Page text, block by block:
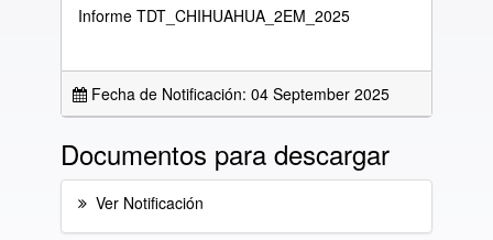
Informe TDT_CHIHUAHUA_2EM_2025
Fecha de Notificación: 04 September 2025
Documentos para descargar
Ver Notificación